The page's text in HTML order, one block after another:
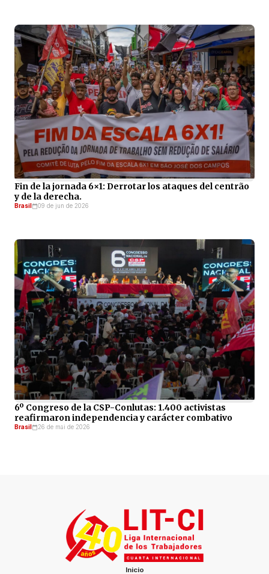
Fin de la jornada 6×1: Derrotar los ataques del centrão
y de la derecha.
Brasil 09 de jun de 2026
6º Congreso de la CSP-Conlutas: 1.400 activistas
reafirmaron independencia y carácter combativo
Brasil 26 de mai de 2026
Inicio